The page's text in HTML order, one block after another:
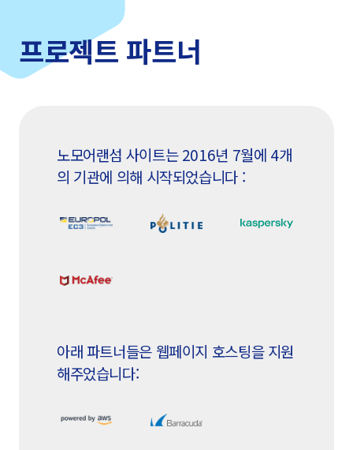
프로젝트 파트너
노모어랜섬 사이트는 2016년 7월에 4개
의 기관에 의해 시작되었습니다 :
아래 파트너들은 웹페이지 호스팅을 지원
해주었습니다: